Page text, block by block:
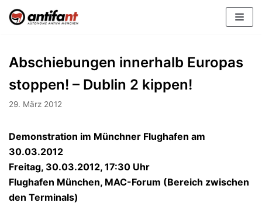
Zum
Inhalt
Abschiebungen innerhalb Europas
stoppen! – Dublin 2 kippen!
29. März 2012
Demonstration im Münchner Flughafen am
30.03.2012
Freitag, 30.03.2012, 17:30 Uhr
Flughafen München, MAC-Forum (Bereich zwischen
den Terminals)